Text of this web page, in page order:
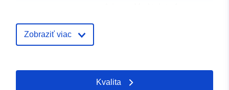
Pridané k údajom.europa.eu:
Zobraziť viac
Kvalita